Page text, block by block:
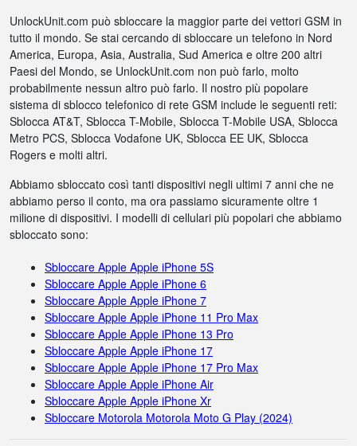
UnlockUnit.com può sbloccare la maggior parte dei vettori GSM in
tutto il mondo. Se stai cercando di sbloccare un telefono in Nord
America, Europa, Asia, Australia, Sud America e oltre 200 altri
Paesi del Mondo, se UnlockUnit.com non può farlo, molto
probabilmente nessun altro può farlo. Il nostro più popolare
sistema di sblocco telefonico di rete GSM include le seguenti reti:
Sblocca AT&T, Sblocca T-Mobile, Sblocca T-Mobile USA, Sblocca
Metro PCS, Sblocca Vodafone UK, Sblocca EE UK, Sblocca
Rogers e molti altri.
Abbiamo sbloccato così tanti dispositivi negli ultimi 7 anni che ne
abbiamo perso il conto, ma ora passiamo sicuramente oltre 1
milione di dispositivi. I modelli di cellulari più popolari che abbiamo
sbloccato sono:
Sbloccare Apple Apple iPhone 5S
Sbloccare Apple Apple iPhone 6
Sbloccare Apple Apple iPhone 7
Sbloccare Apple Apple iPhone 11 Pro Max
Sbloccare Apple Apple iPhone 13 Pro
Sbloccare Apple Apple iPhone 17
Sbloccare Apple Apple iPhone 17 Pro Max
Sbloccare Apple Apple iPhone Air
Sbloccare Apple Apple iPhone Xr
Sbloccare Motorola Motorola Moto G Play (2024)